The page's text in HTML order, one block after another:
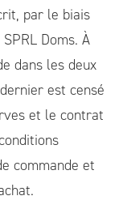
par le biais
Doms. À
dans les deux
est censé
et le contrat
commande et